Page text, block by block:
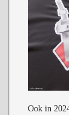
Ook in